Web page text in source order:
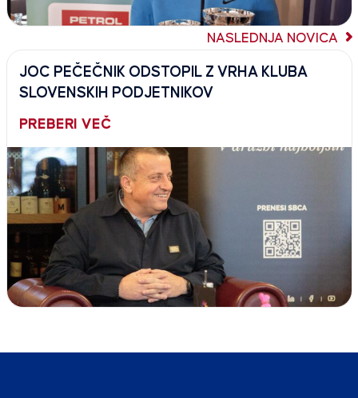
NASLEDNJA NOVICA
JOC PEČEČNIK ODSTOPIL Z VRHA KLUBA
SLOVENSKIH PODJETNIKOV
PREBERI VEČ